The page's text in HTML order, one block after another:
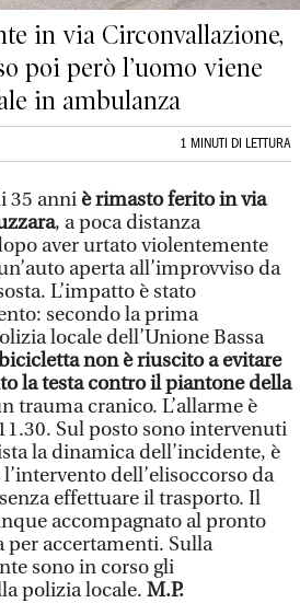
in via Circonvallazione,
poi però l’uomo viene
in ambulanza
1 MINUTI DI LETTURA
35 anni è rimasto ferito in via
, a poca distanza
aver urtato violentemente
aperta all’improvviso da
L’impatto è stato
secondo la prima
locale dell’Unione Bassa
non è riuscito a evitare
la testa contro il piantone della
trauma cranico. L’allarme è
Sul posto sono intervenuti
la dinamica dell’incidente, è
dell’elisoccorso da
effettuare il trasporto. Il
accompagnato al pronto
per accertamenti. Sulla
sono in corso gli
polizia locale. M.P.